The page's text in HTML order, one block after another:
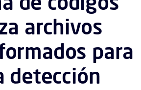
archivos
para
detección